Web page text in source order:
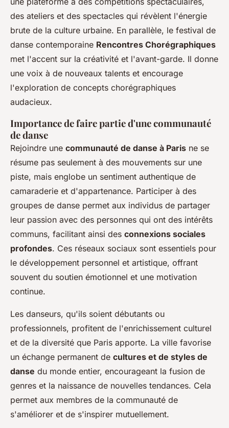
des ateliers et des spectacles qui révèlent l'énergie
brute de la culture urbaine. En parallèle, le festival de
danse contemporaine Rencontres Chorégraphiques
met l'accent sur la créativité et l'avant-garde. Il donne
une voix à de nouveaux talents et encourage
l'exploration de concepts chorégraphiques
audacieux.
Importance de faire partie d'une communauté
de danse
Rejoindre une communauté de danse à Paris ne se
résume pas seulement à des mouvements sur une
piste, mais englobe un sentiment authentique de
camaraderie et d'appartenance. Participer à des
groupes de danse permet aux individus de partager
leur passion avec des personnes qui ont des intérêts
communs, facilitant ainsi des connexions sociales
profondes. Ces réseaux sociaux sont essentiels pour
le développement personnel et artistique, offrant
souvent du soutien émotionnel et une motivation
continue.
Les danseurs, qu'ils soient débutants ou
professionnels, profitent de l'enrichissement culturel
et de la diversité que Paris apporte. La ville favorise
un échange permanent de cultures et de styles de
danse du monde entier, encourageant la fusion de
genres et la naissance de nouvelles tendances. Cela
permet aux membres de la communauté de
s'améliorer et de s'inspirer mutuellement.